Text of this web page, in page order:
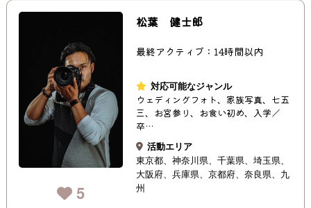
5
松葉 健士郎
最終アクティブ：14時間以内
対応可能なジャンル
ウェディングフォト、家族写真、七五
三、お宮参り、お食い初め、入学／
卒…
活動エリア
東京都
神奈川県 千葉県
埼玉県
大阪府
兵庫県 京都府 奈良県
九
州